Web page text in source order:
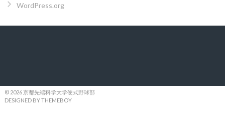
WordPress.org
© 2026 京都先端科学大学硬式野球部
DESIGNED BY THEMEBOY